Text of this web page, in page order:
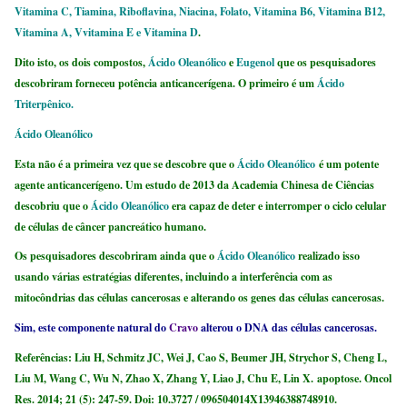
Vitamina C, Tiamina, Riboflavina, Niacina, Folato, Vitamina B6, Vitamina B12,
Vitamina A, Vvitamina E e Vitamina D.
Dito isto, os dois compostos,Ácido OleanólicoeEugenolque os pesquisadores
descobriram forneceu potência anticancerígena. O primeiro é umÁcido
Triterpênico.
Ácido Oleanólico
Esta não é a primeira vez que se descobre que oÁcido Oleanólicoé um potente
agente anticancerígeno. Um estudo de 2013 da Academia Chinesa de Ciências
descobriu que oÁcido Oleanólicoera capaz de deter e interromper o ciclo celular
de células de câncer pancreático humano.
Os pesquisadores descobriram ainda que oÁcido Oleanólicorealizado isso
usando várias estratégias diferentes, incluindo a interferência com as
mitocôndrias das células cancerosas e alterando os genes das células cancerosas.
Sim, este componente natural doCravoalterou o DNA das células cancerosas.
Referências: Liu H, Schmitz JC, Wei J, Cao S, Beumer JH, Strychor S, Cheng L,
Liu M, Wang C, Wu N, Zhao X, Zhang Y, Liao J, Chu E, Lin X. apoptose. Oncol
Res. 2014; 21 (5): 247-59. Doi: 10.3727 / 096504014X13946388748910.